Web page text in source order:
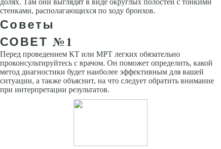
долях. Там они выглядят в виде округлых полостей с тонкими
стенками, располагающихся по ходу бронхов.
Советы
СОВЕТ №1
Перед проведением КТ или МРТ легких обязательно
проконсультируйтесь с врачом. Он поможет определить, какой
метод диагностики будет наиболее эффективным для вашей
ситуации, а также объяснит, на что следует обратить внимание
при интерпретации результатов.